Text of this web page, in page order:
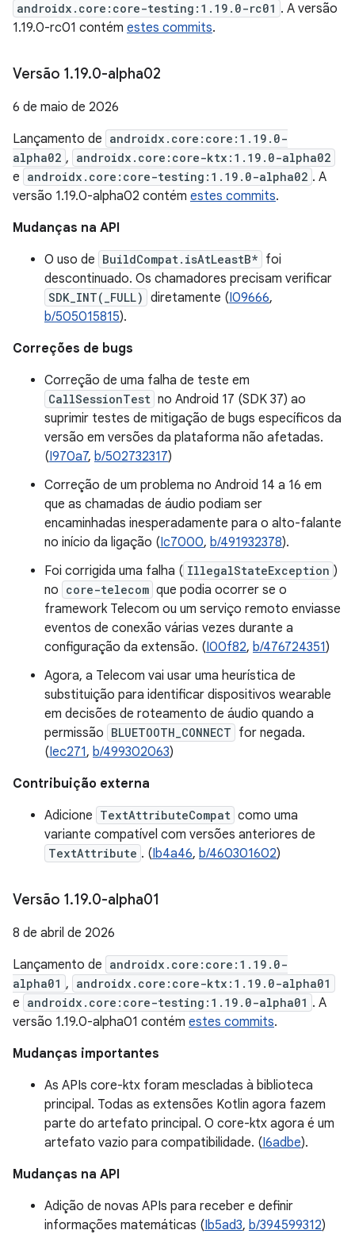
androidx.core:core-testing:1.19.0-rc01 . A versão
1.19.0-rc01 contém estes commits.
Versão 1.19.0-alpha02
6 de maio de 2026
Lançamento de androidx.core:core:1.19.0-
alpha02 , androidx.core:core-ktx:1.19.0-alpha02
e androidx.core:core-testing:1.19.0-alpha02 . A
versão 1.19.0-alpha02 contém estes commits.
Mudanças na API
O uso de BuildCompat.isAtLeastB* foi
descontinuado. Os chamadores precisam verificar
SDK_INT(_FULL) diretamente (I09666,
b/505015815).
Correções de bugs
Correção de uma falha de teste em
CallSessionTest no Android 17 (SDK 37) ao
suprimir testes de mitigação de bugs específicos da
versão em versões da plataforma não afetadas.
(I970a7, b/502732317)
Correção de um problema no Android 14 a 16 em
que as chamadas de áudio podiam ser
encaminhadas inesperadamente para o alto-falante
no início da ligação (Ic7000, b/491932378).
Foi corrigida uma falha ( IllegalStateException )
no core-telecom que podia ocorrer se o
framework Telecom ou um serviço remoto enviasse
eventos de conexão várias vezes durante a
configuração da extensão. (I00f82, b/476724351)
Agora, a Telecom vai usar uma heurística de
substituição para identificar dispositivos wearable
em decisões de roteamento de áudio quando a
permissão BLUETOOTH_CONNECT for negada.
(Iec271, b/499302063)
Contribuição externa
Adicione TextAttributeCompat como uma
variante compatível com versões anteriores de
TextAttribute . (Ib4a46, b/460301602)
Versão 1.19.0-alpha01
8 de abril de 2026
Lançamento de androidx.core:core:1.19.0-
alpha01 , androidx.core:core-ktx:1.19.0-alpha01
e androidx.core:core-testing:1.19.0-alpha01 . A
versão 1.19.0-alpha01 contém estes commits.
Mudanças importantes
As APIs core-ktx foram mescladas à biblioteca
principal. Todas as extensões Kotlin agora fazem
parte do artefato principal. O core-ktx agora é um
artefato vazio para compatibilidade. (I6adbe).
Mudanças na API
Adição de novas APIs para receber e definir
informações matemáticas (Ib5ad3, b/394599312)